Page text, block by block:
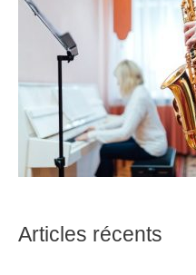
Articles récents